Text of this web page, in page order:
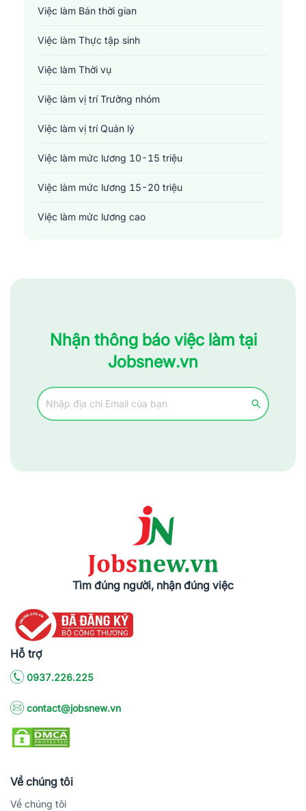
Y tế - Chăm sóc sức khỏe
Việc làm Bán thời gian
Việc làm Thực tập sinh
Việc làm Thời vụ
Việc làm vị trí Trưởng nhóm
Việc làm vị trí Quản lý
Việc làm mức lương 10-15 triệu
Việc làm mức lương 15-20 triệu
Việc làm mức lương cao
Nhận thông báo việc làm tại
Jobsnew.vn
Tìm đúng người, nhận đúng việc
Hỗ trợ
0937.226.225
contact@jobsnew.vn
Về chúng tôi
Về chúng tôi